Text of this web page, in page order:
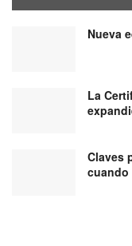
Nueva
La
Claves